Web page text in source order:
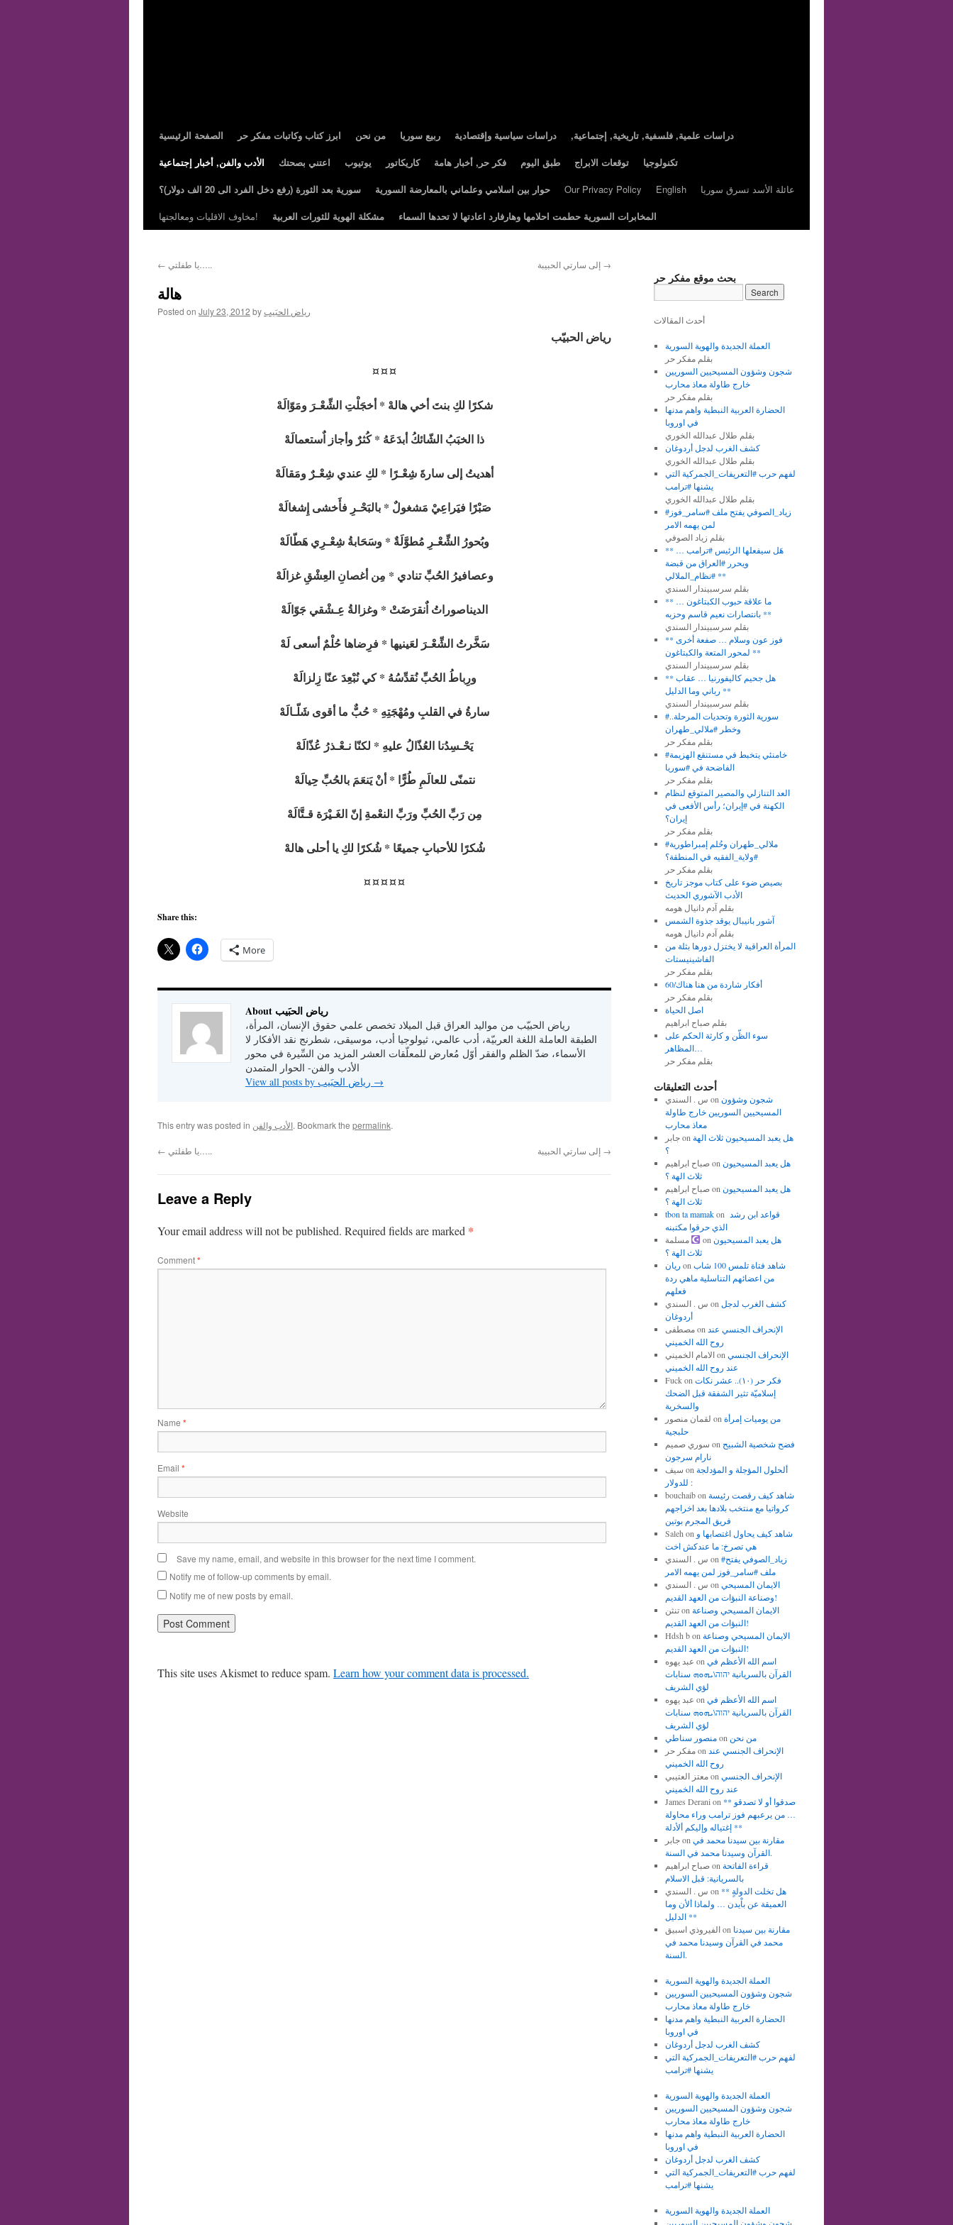
الصفحة الرئيسية ابرز كتاب وكاتبات مفكر حر من نحن ربيع سوريا دراسات سياسية وإقتصادية
,دراسات علمية, فلسفية, تاريخية, إجتماعية
الأدب والفن, أخبار إجتماعية
اعتني بصحتك يوتيوب كاريكاتور فكر حر, أخبار هامة طبق اليوم توقعات الابراج
تكنولوجيا
سورية بعد الثورة (رفع دخل الفرد الى 20 الف دولار)؟
حوار بين اسلامي وعلماني بالمعارضة السورية Our Privacy Policy English
عائلة الأسد تسرق سوريا
مخاوف الاقليات ومعالجتها!
مشكلة الهوية للثورات العربية المخابرات السورية حطمت احلامها وهارفارد اعادتها لا تحدها السماء
← يا طفلتي….. →
هالة
Posted on July 23, 2012 byرياض الحبَيب
رياض الحبيّب
¤ ¤ ¤
شكرًا لكِ بنتَ أخي هالهْ * أخجَلْتِ الشِّعْـرَ ومَوّالَهْ
ذا الخبَبُ الشّائكُ أبدَعَهُ * كُثرٌ وأجاز اٌستعمالَهْ
أهديتُ إلى سارةَ شِعْـرًا * لكِ عندي شِعْـرٌ ومَقالَهْ
صَبْرًا فيَراعِيْ مَشغولٌ * بالبَحْـرِ فأَخشى إِشغالَهْ
وبُحورُ الشِّعْـرِ مُطوَّلَةٌ * وسَحَابةُ شِعْـرِي هَطّالَهْ
وعصافيرُ الحُبِّ تنادي * مِن أغصانِ العِشْقِ غزالَهْ
الديناصوراتُ اٌنقرَضَتْ * وغزالةُ عِـشْقي جَوّالَهْ
سَخَّرتُ الشِّعْـرَ لعَينيها * فرِضاها حُلْمٌ أسعى لَهْ
ورِباطُ الحُبِّ نُقدِّسُهُ * كي نُبْعِدَ عنّا زِلزالَهْ
سارةُ في القلبِ ومُهْجَتِهِ * حُبٌّ ما أقوى شَلّـالَهْ
يَحْـسِدُنا العُذّالُ عليهِ * لكنّا نـعْـذرُ عُذّالَهْ
نتمنّى للعالَمِ طُرًّا * أنْ يَنعَمَ بالحُبِّ حِيالَهْ
مِن رَبِّ الحُبِّ ورَبِّ النعْمةِ إنّ الغَـيْرَة قـتَّالَهْ
شُكرًا للأحبابِ جميعًا * شُكرًا لكِ يا أحلى هالهْ
¤ ¤ ¤ ¤ ¤
Share this:
More
About رياض الحبَيب
رياض الحبيّب من مواليد العراق قبل الميلاد تخصص علمي حقوق الإنسان، المرأة،
الطبقة العاملة اللغة العربيّة، أدب عالمي، ثيولوجيا أدب، موسيقى، شطرنج نقد الأفكار لا
الأسماء، ضدّ الظلم والفقر أوّل مُعارض للمعلّقات العشر المزيد من السِّيرة في محور
الأدب والفن- الحوار المتمدن
→
This entry was posted in الأدب والفن. Bookmark the permalink.
← يا طفلتي….. →
Leave a Reply
Your email address will not be published. Required fields are marked *
Comment*
Name *
Email *
Website
Save my name, email, and website in this browser for the next time I comment.
Notify me of follow-up comments by email.
Notify me of new posts by email.
This site uses Akismet to reduce spam. Learn how your comment data is processed.
بحث موقع مفكر حر
أحدث المقالات
العملة الجديدة والهوية السورية
بقلم مفكر حر
شجون وشؤون المسيحيين السوريين
خارج طاولة معاذ محارب
بقلم مفكر حر
الحضارة العربية النبطية واهم مدنها
في اوروبا
بقلم طلال عبدالله الخوري
كشف الغرب لدجل أردوغان
بقلم طلال عبدالله الخوري
لفهم حرب #التعريفات_الجمركية التي
يشنها #ترامب
بقلم طلال عبدالله الخوري
#زياد_الصوفي يفتح ملف #سامر_فوز
لمن يهمه الامر
بقلم زياد الصوفي
** هَل سيفعلها الرئيس #ترامب …
ويحرر #العراق من قبضة
#نظام_الملالي **
بقلم سرسبيندار السندي
** ما علاقة حبوب الكبتاغون …
بانتصارات نعيم قاسم وحزبه **
بقلم سرسبيندار السندي
** فوز عون وسلام … صفعة أخرى
لمحور المتعة والكبتاغون **
بقلم سرسبيندار السندي
** هل جحيم كاليفورنيا … عقاب
رباني وما الدليل **
بقلم سرسبيندار السندي
#سورية الثورة وتحديات المرحلة..
وخطر #ملالي_طهران
بقلم مفكر حر
#خامنئي يتخبط في مستنقع الهزيمة
الفاضحة في #سوريا
بقلم مفكر حر
العد التنازلي والمصير المتوقع لنظام
الكهنة في #إيران؛ رأس الأفعى في
إيران؟
بقلم مفكر حر
#ملالي_طهران وحُلم إمبراطورية
#ولاية_الفقيه في المنطقة؟
بقلم مفكر حر
بصيص ضوء على كتاب موجز تاريخ
الأدب الآشوري الحديث
بقلم آدم دانيال هومه
آشور بانيبال يوقد جذوة الشمس
بقلم آدم دانيال هومه
المرأة العراقية لا يختزل دورها بثلة من
الفاشينيستات
بقلم مفكر حر
أفكار شاردة من هنا هناك/60
بقلم مفكر حر
اصل الحياة
بقلم صباح ابراهيم
سوء الظّن و كارثة الحكم على
المظاهر…
بقلم مفكر حر
أحدث التعليقات
س . السندي on شجون وشؤون
المسيحيين السوريين خارج طاولة
معاذ محارب
جابرon هل يعبد المسيحيون ثلاث الهة
؟
صباح ابراهيمon هل يعبد المسيحيون
ثلاث الهة ؟
صباح ابراهيمon هل يعبد المسيحيون
ثلاث الهة ؟
tbon ta mamakon
الذي حرقوا مكتبنه
مسلمة
onهل يعبد المسيحيون
ثلاث الهة ؟
ريان on شاهد فتاة تلمس 100 شاب
من اعضائهم التناسلية ماهي ردة
فعلهم
س . السندي on كشف الغرب لدجل
أردوغان
مصطفىon الإنحراف الجنسي عند
روح الله الخميني
الامام الخمينيon الإنحراف الجنسي
عند روح الله الخميني
Fuckon فكر حر (١٠).. عشر نكات
إسلاميّة تثير الشفقة قبل الضحك
والسخرية
لقمان منصور on من يوميات إمرأة
حلبجية
سوري صميم on فضح شخصية الشبيح
نارام سرجون
سيف on ألحلول المؤجلة و المؤدلجة
للدولار :
bouchaibon شاهد كيف رقصت رئيسة
كرواتيا مع منتخب بلادها بعد اخراجهم
فريق المجرم بوتين
Saleh on شاهد كيف يحاول اغتصابها و
هي تصرخ: ما عندكش اخت
س . السندي on #زياد_الصوفي يفتح
ملف #سامر_فوز لمن يهمه الامر
س . السندي on الايمان المسيحي
وصناعة النبؤات من العهد القديم!
تنثنon الايمان المسيحي وصناعة
النبؤات من العهد القديم!
Hdsh bon الايمان المسيحي وصناعة
النبؤات من العهد القديم!
عبد يهوه on اسم الله الأعظم في
القرآن بالسريانية יהוה\ܝܗܘܗ سنابات
لؤي الشريف
عبد يهوه on اسم الله الأعظم في
القرآن بالسريانية יהוה\ܝܗܘܗ سنابات
لؤي الشريف
منصور سناطيon من نحن
مفكر حرon الإنحراف الجنسي عند
روح الله الخميني
معتز العتيبيon الإنحراف الجنسي
عند روح الله الخميني
James Derani on ** صدقوا أو لا تصدقو
… من يرعبهم فوز ترامب وراء محاولة
إغتياله وإليكم ألأدلة **
جابرon مقارنة بين سيدنا محمد في
القرآن وسيدنا محمد في السنة.
صباح ابراهيمon قراءة الفاتحة
بالسريانية: قبل الاسلام
س . السندي on ** هل تخلت الدولةٍ
العميقة عن باْيدن … ولماذا ألأن وما
الدليل **
الفيروذي اسبيقon مقارنة بين سيدنا
محمد في القرآن وسيدنا محمد في
السنة.
العملة الجديدة والهوية السورية
شجون وشؤون المسيحيين السوريين
خارج طاولة معاذ محارب
الحضارة العربية النبطية واهم مدنها
في اوروبا
كشف الغرب لدجل أردوغان
لفهم حرب #التعريفات_الجمركية التي
يشنها #ترامب
العملة الجديدة والهوية السورية
شجون وشؤون المسيحيين السوريين
خارج طاولة معاذ محارب
الحضارة العربية النبطية واهم مدنها
في اوروبا
كشف الغرب لدجل أردوغان
لفهم حرب #التعريفات_الجمركية التي
يشنها #ترامب
العملة الجديدة والهوية السورية